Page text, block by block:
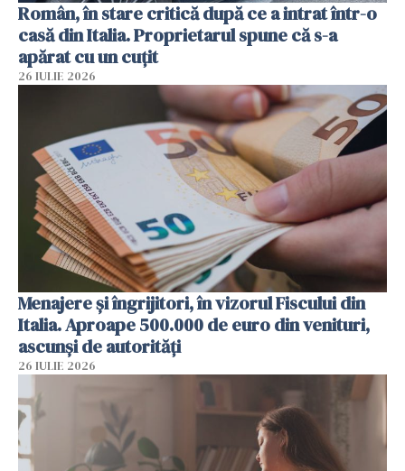
Român, în stare critică după ce a intrat într-o
casă din Italia. Proprietarul spune că s-a
apărat cu un cuțit
26 IULIE 2026
Menajere și îngrijitori, în vizorul Fiscului din
Italia. Aproape 500.000 de euro din venituri,
ascunși de autorități
26 IULIE 2026